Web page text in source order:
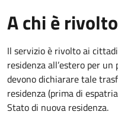
A chi è rivolto
Il servizio è rivolto ai
residenza all’estero per
devono dichiarare tale
residenza (prima di
Stato di nuova residenza.